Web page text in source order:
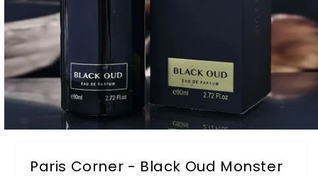
Paris Corner - Black Oud Monster